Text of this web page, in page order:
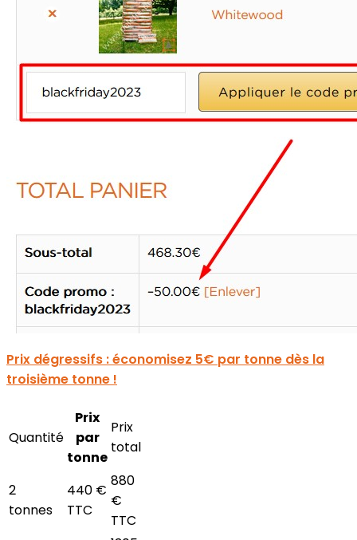
Prix dégressifs : économisez 5€ par tonne dès la
troisième tonne !
Quantité
Prix
par
tonne
Prix
total
2
tonnes
440 €
TTC
880
€
TTC